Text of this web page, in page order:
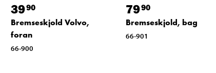
3990
Bremseskjold Volvo,
foran
66-900
7990
Bremseskjold, bag
66-901